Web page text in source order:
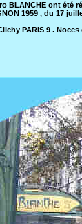
BLANCHE ont été
1959 , du 17
PARIS 9 .